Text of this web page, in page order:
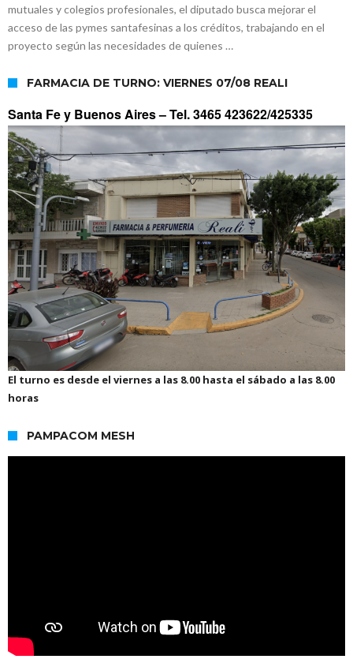
mutuales y colegios profesionales, el diputado busca mejorar el
acceso de las pymes santafesinas a los créditos, trabajando en el
proyecto según las necesidades de quienes …
FARMACIA DE TURNO: VIERNES 07/08 REALI
Santa Fe y Buenos Aires –Tel. 3465 423622/425335
El turno es desde el viernes a las 8.00 hasta el sábado a las 8.00
horas
PAMPACOM MESH